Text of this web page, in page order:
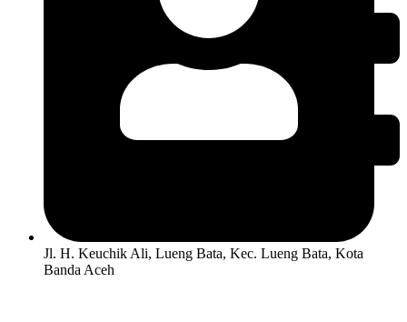
Jl. H. Keuchik Ali, Lueng Bata, Kec. Lueng Bata, Kota
Banda Aceh